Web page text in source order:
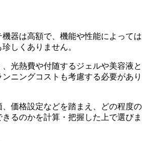
器は高額で、機能や性能によっては
しくありません。
光熱費や付随するジェルや美容液と
ンニングコストも考慮する必要があり
価格設定などを踏まえ、どの程度の
るのかを計算・把握した上で選びま